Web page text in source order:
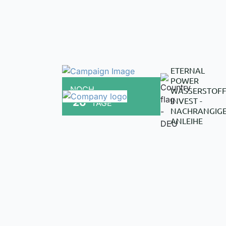
NOCH
26 TAGE
ETERNAL
POWER
WASSERSTOFF
INVEST -
ANLEIHE